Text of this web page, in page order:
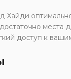
Хайди
места
доступ к